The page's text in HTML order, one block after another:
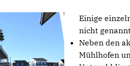
Einige
nicht
Neben den
Mühlhofen